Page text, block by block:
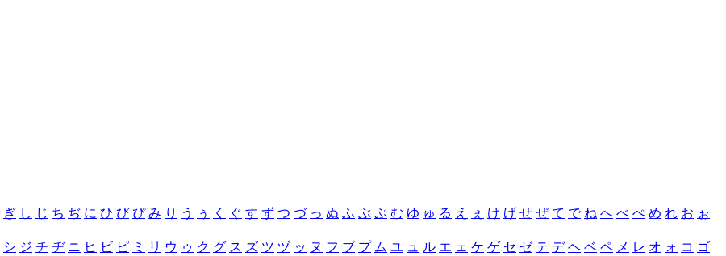
ぎ し じ ち ぢ に ひ び ぴ み り う ぅ く ぐ す ず つ づ っ ぬ ふ ぶ ぷ む ゆ ゅ る え ぇ け げ せ ぜ て で ね へ べ ぺ め れ お ぉ
シ ジ チ ヂ ニ ヒ ビ ピ ミ リ ウ ゥ ク グ ス ズ ツ ヅ ッ ヌ フ ブ プ ム ユ ュ ル エ ェ ケ ゲ セ ゼ テ デ ヘ ベ ペ メ レ オ ォ コ ゴ